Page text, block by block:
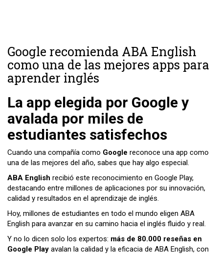
Google recomienda ABA English
como una de las mejores apps para
aprender inglés
La app elegida por Google y
avalada por miles de
estudiantes satisfechos
Cuando una compañía como Google reconoce una app como
una de las mejores del año, sabes que hay algo especial.
ABA English recibió este reconocimiento en Google Play,
destacando entre millones de aplicaciones por su innovación,
calidad y resultados en el aprendizaje de inglés.
Hoy, millones de estudiantes en todo el mundo eligen ABA
English para avanzar en su camino hacia el inglés fluido y real.
Y no lo dicen solo los expertos: más de 80.000 reseñas en
Google Play avalan la calidad y la eficacia de ABA English, con